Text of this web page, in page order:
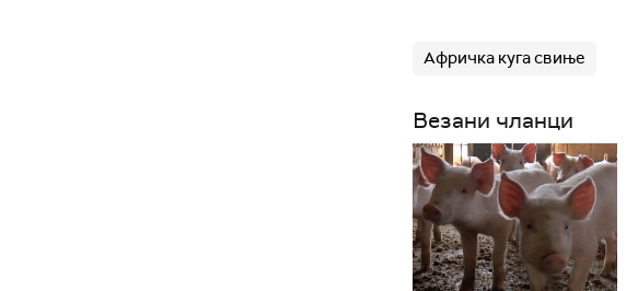
Афричка куга свиње
Везани чланци